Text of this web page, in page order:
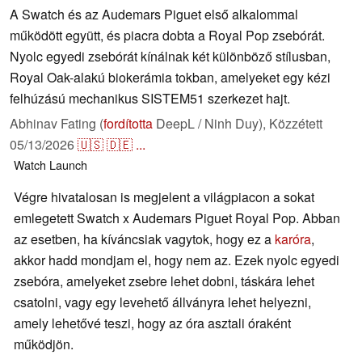
A Swatch és az Audemars Piguet első alkalommal
működött együtt, és piacra dobta a Royal Pop zsebórát.
Nyolc egyedi zsebórát kínálnak két különböző stílusban,
Royal Oak-alakú biokerámia tokban, amelyeket egy kézi
felhúzású mechanikus SISTEM51 szerkezet hajt.
Abhinav Fating (fordította DeepL / Ninh Duy), Közzétett
05/13/2026🇺🇸🇩🇪 ...
Watch Launch
Végre hivatalosan is megjelent a világpiacon a sokat
emlegetett Swatch x Audemars Piguet Royal Pop. Abban
az esetben, ha kíváncsiak vagytok, hogy ez a karóra,
akkor hadd mondjam el, hogy nem az. Ezek nyolc egyedi
zsebóra, amelyeket zsebre lehet dobni, táskára lehet
csatolni, vagy egy levehető állványra lehet helyezni,
amely lehetővé teszi, hogy az óra asztali óraként
működjön.